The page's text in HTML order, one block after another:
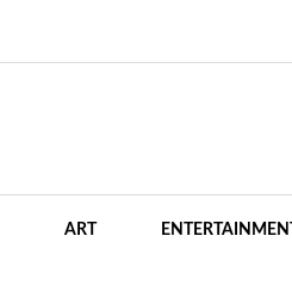
ART ENTERTAINMENT